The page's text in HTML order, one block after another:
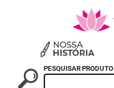
PESQUISAR PRODUTO